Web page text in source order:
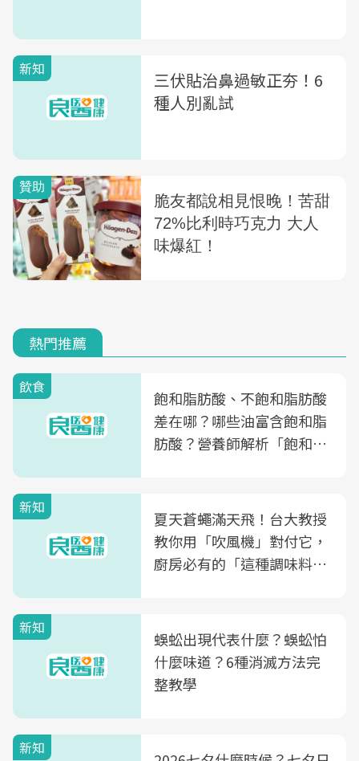
新知
三伏貼治鼻過敏正夯！6
種人別亂試
熱門推薦
飲食
飽和脂肪酸、不飽和脂肪酸
差在哪？哪些油富含飽和脂
肪酸？營養師解析「飽和脂
新知
夏天蒼蠅滿天飛！台大教授
教你用「吹風機」對付它，
廚房必有的「這種調味料」
新知
蜈蚣出現代表什麼？蜈蚣怕
什麼味道？6種消滅方法完
整教學
新知